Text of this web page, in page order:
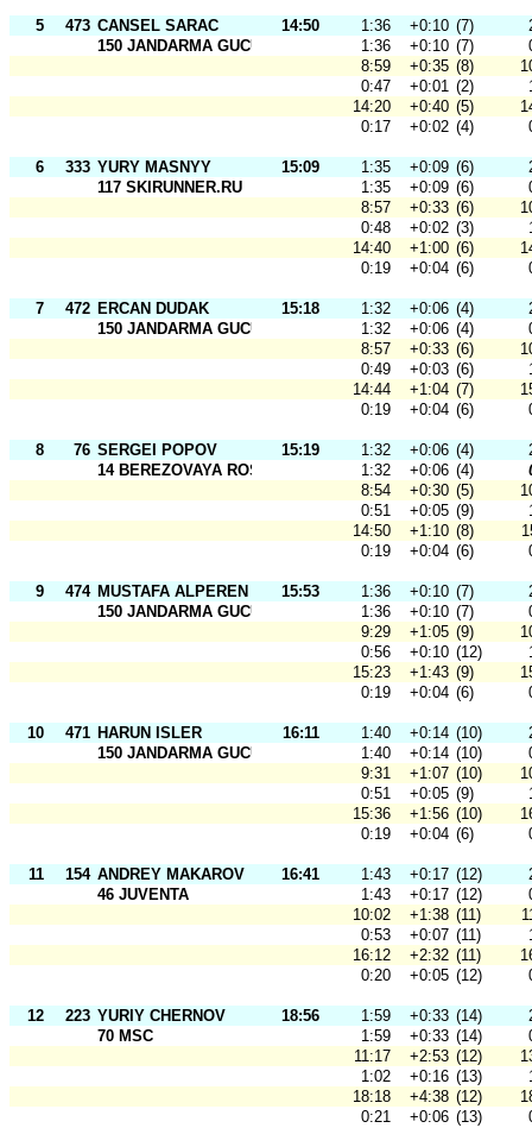
5 473 CANSEL SARAC 14:50 1:36 +0:10 (7)
150 JANDARMA GUCU
1:36 +0:10 (7)
8:59
+0:35 (8)
0:47
+0:01 (2)
14:20
+0:40 (5)
0:17
+0:02 (4)
6 333 YURY MASNYY 15:09 1:35 +0:09 (6)
117 SKIRUNNER.RU
1:35 +0:09 (6)
8:57
+0:33 (6)
0:48
+0:02 (3)
14:40
+1:00 (6)
0:19
+0:04 (6)
7 472 ERCAN DUDAK 15:18 1:32 +0:06 (4)
150 JANDARMA GUCU
1:32 +0:06 (4)
8:57
+0:33 (6)
0:49
+0:03 (6)
14:44
+1:04 (7)
0:19
+0:04 (6)
8 76 SERGEI POPOV 15:19 1:32 +0:06 (4)
14 BEREZOVAYA ROSCHA
1:32 +0:06 (4)
8:54
+0:30 (5)
0:51
+0:05 (9)
14:50
+1:10 (8)
0:19
+0:04 (6)
9 474 MUSTAFA ALPEREN CETINKAYA
15:53 1:36 +0:10 (7)
150 JANDARMA GUCU
1:36 +0:10 (7)
9:29
+1:05 (9)
0:56
+0:10 (12)
15:23
+1:43 (9)
0:19
+0:04 (6)
10 471 HARUN ISLER 16:11 1:40 +0:14 (10)
150 JANDARMA GUCU
1:40 +0:14 (10)
9:31
+1:07 (10)
0:51
+0:05 (9)
15:36
+1:56 (10)
0:19
+0:04 (6)
11 154 ANDREY MAKAROV 16:41 1:43 +0:17 (12)
46 JUVENTA
1:43 +0:17 (12)
10:02
+1:38 (11)
0:53
+0:07 (11)
16:12
+2:32 (11)
0:20
+0:05 (12)
12 223 YURIY CHERNOV 18:56 1:59 +0:33 (14)
70 MSC
1:59 +0:33 (14)
11:17
+2:53 (12)
1:02
+0:16 (13)
18:18
+4:38 (12)
0:21
+0:06 (13)